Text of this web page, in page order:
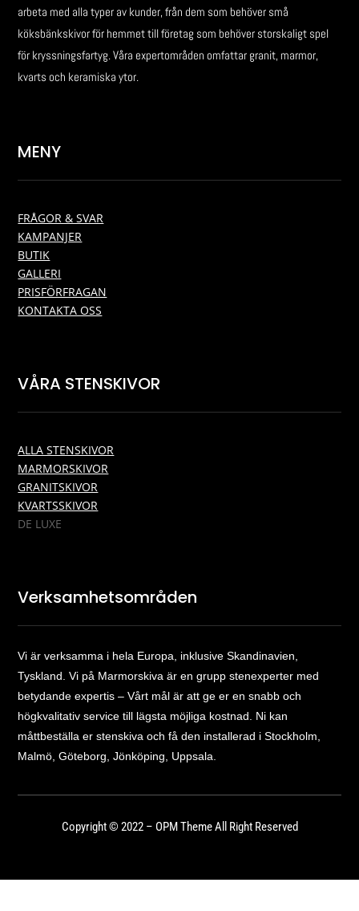
arbeta med alla typer av kunder, från dem som behöver små
köksbänkskivor för hemmet till företag som behöver storskaligt spel
för kryssningsfartyg. Våra expertområden omfattar granit, marmor,
kvarts och keramiska ytor.
MENY
FRÅGOR & SVAR
KAMPANJER
BUTIK
GALLERI
PRISFÖRFRAGAN
KONTAKTA OSS
VÅRA STENSKIVOR
ALLA STENSKIVOR
MARMORSKIVOR
GRANITSKIVOR
KVARTSSKIVOR
DE LUXE
Verksamhetsområden
Vi är verksamma i hela Europa, inklusive Skandinavien,
Tyskland. Vi på Marmorskiva är en grupp stenexperter med
betydande expertis – Vårt mål är att ge er en snabb och
högkvalitativ service till lägsta möjliga kostnad. Ni kan
måttbeställa er stenskiva och få den installerad i Stockholm,
Malmö, Göteborg, Jönköping, Uppsala.
Copyright © 2022 – OPM Theme All Right Reserved